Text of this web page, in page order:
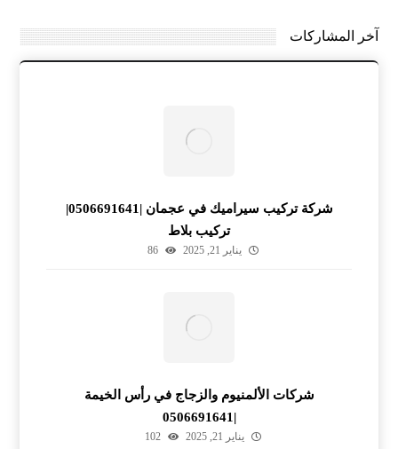
آخر المشاركات
شركة تركيب سيراميك في عجمان |0506691641|
تركيب بلاط
يناير 21, 2025 86
شركات الألمنيوم والزجاج في رأس الخيمة
|0506691641
يناير 21, 2025 102